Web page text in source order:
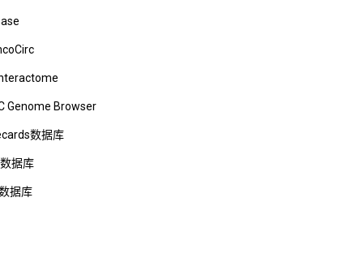
Genome Browser
数据库
数据库
据库